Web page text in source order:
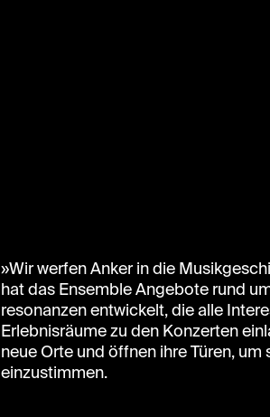
»Wir werfen Anker in die
hat das Ensemble Angebote rund
resonanzen entwickelt, die alle
Erlebnisräume zu den Konzerten
neue Orte und öffnen ihre Türen,
einzustimmen.